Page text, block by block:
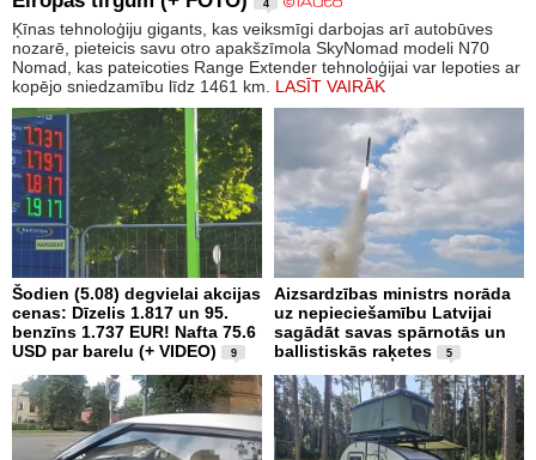
4
Ķīnas tehnoloģiju gigants, kas veiksmīgi darbojas arī autobūves
nozarē, pieteicis savu otro apakšzīmola SkyNomad modeli N70
Nomad, kas pateicoties Range Extender tehnoloģijai var lepoties ar
kopējo sniedzamību līdz 1461 km. LASĪT VAIRĀK
Šodien (5.08) degvielai akcijas
cenas: Dīzelis 1.817 un 95.
benzīns 1.737 EUR! Nafta 75.6
USD par barelu (+ VIDEO)
9
Aizsardzības ministrs norāda
uz nepieciešamību Latvijai
sagādāt savas spārnotās un
ballistiskās raķetes
5